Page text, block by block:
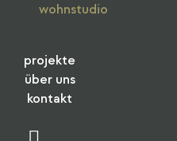
wohnstudio
projekte
über uns
kontakt